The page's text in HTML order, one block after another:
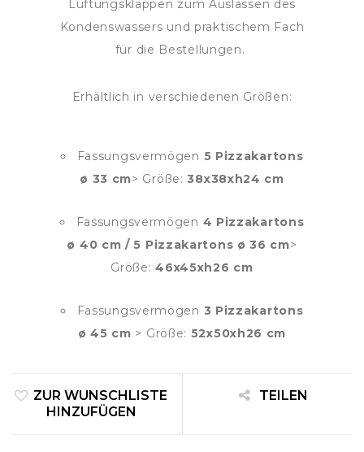
Lüftungsklappen zum Auslassen des
Kondenswassers und praktischem Fach
für die Bestellungen.
Erhältlich in verschiedenen Größen:
Fassungsvermögen 5 Pizzakartons
ø 33 cm> Größe:38x38xh24 cm
Fassungsvermögen 4 Pizzakartons
ø 40 cm / 5 Pizzakartons ø 36 cm>
Größe:46x45xh26 cm
Fassungsvermögen 3 Pizzakartons
ø 45 cm > Größe: 52x50xh26 cm
ZUR WUNSCHLISTE
HINZUFÜGEN
TEILEN